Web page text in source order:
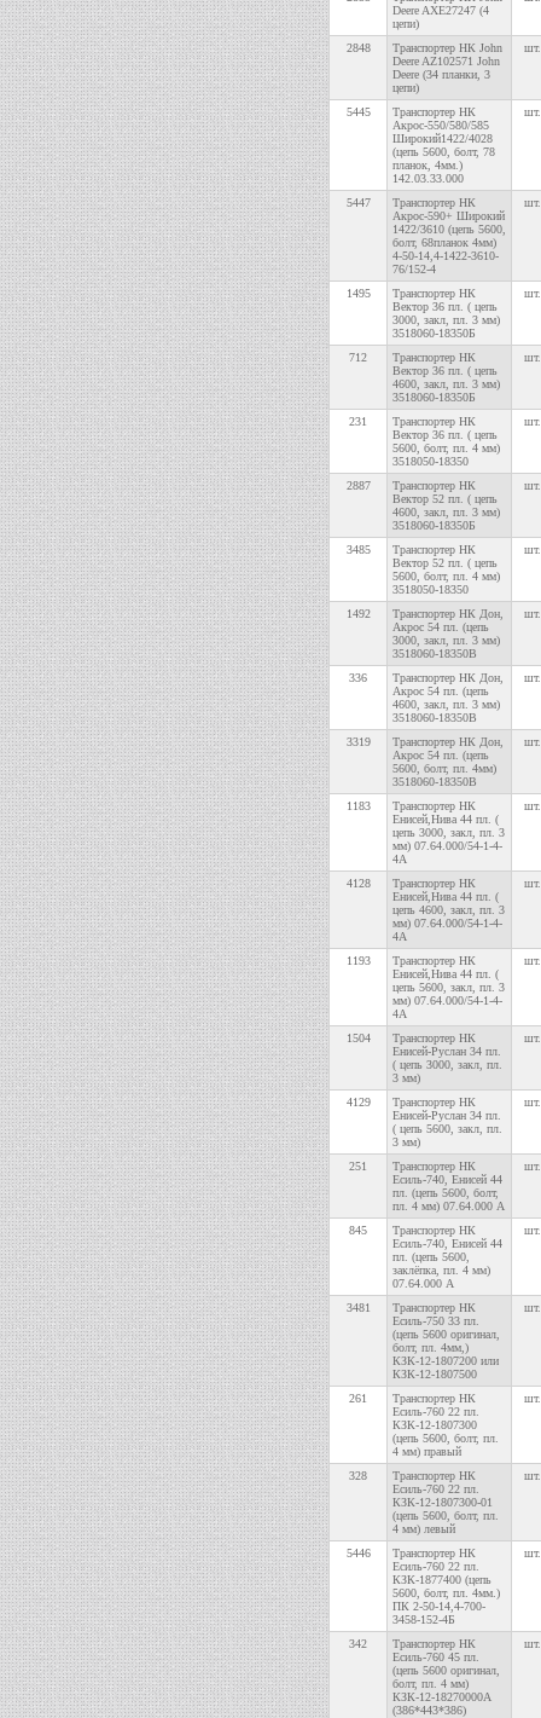
Deere AXE27247 (4
цепи)
2848
Транспортер НК John
Deere AZ102571 John
Deere (34 планки, 3
цепи)
шт.
5445
Транспортер НК
Акрос-550/580/585
Широкий1422/4028
(цепь 5600, болт, 78
планок, 4мм.)
142.03.33.000
шт.
5447
Транспортер НК
Акрос-590+ Широкий
1422/3610 (цепь 5600,
болт, 68планок 4мм)
4-50-14,4-1422-3610-
76/152-4
шт.
1495
Транспортер НК
Вектор 36 пл. ( цепь
3000, закл, пл. 3 мм)
3518060-18350Б
шт.
712
Транспортер НК
Вектор 36 пл. ( цепь
4600, закл, пл. 3 мм)
3518060-18350Б
шт.
231
Транспортер НК
Вектор 36 пл. ( цепь
5600, болт, пл. 4 мм)
3518050-18350
шт.
2887
Транспортер НК
Вектор 52 пл. ( цепь
4600, закл, пл. 3 мм)
3518060-18350Б
шт.
3485
Транспортер НК
Вектор 52 пл. ( цепь
5600, болт, пл. 4 мм)
3518050-18350
шт.
1492
Транспортер НК Дон,
Акрос 54 пл. (цепь
3000, закл, пл. 3 мм)
3518060-18350В
шт.
336
Транспортер НК Дон,
Акрос 54 пл. (цепь
4600, закл, пл. 3 мм)
3518060-18350В
шт.
3319
Транспортер НК Дон,
Акрос 54 пл. (цепь
5600, болт, пл. 4мм)
3518060-18350В
шт.
1183
Транспортер НК
Енисей,Нива 44 пл. (
цепь 3000, закл, пл. 3
мм) 07.64.000/54-1-4-
4А
шт.
4128
Транспортер НК
Енисей,Нива 44 пл. (
цепь 4600, закл, пл. 3
мм) 07.64.000/54-1-4-
4А
шт.
1193
Транспортер НК
Енисей,Нива 44 пл. (
цепь 5600, закл, пл. 3
мм) 07.64.000/54-1-4-
4А
шт.
1504
Транспортер НК
Енисей-Руслан 34 пл.
( цепь 3000, закл, пл.
3 мм)
шт.
4129
Транспортер НК
Енисей-Руслан 34 пл.
( цепь 5600, закл, пл.
3 мм)
шт.
251
Транспортер НК
Есиль-740, Енисей 44
пл. (цепь 5600, болт,
пл. 4 мм) 07.64.000 А
шт.
845
Транспортер НК
Есиль-740, Енисей 44
пл. (цепь 5600,
заклёпка, пл. 4 мм)
07.64.000 А
шт.
3481
Транспортер НК
Есиль-750 33 пл.
(цепь 5600 оригинал,
болт, пл. 4мм,)
КЗК-12-1807200 или
КЗК-12-1807500
шт.
261
Транспортер НК
Есиль-760 22 пл.
КЗК-12-1807300
(цепь 5600, болт, пл.
4 мм) правый
шт.
328
Транспортер НК
Есиль-760 22 пл.
КЗК-12-1807300-01
(цепь 5600, болт, пл.
4 мм) левый
шт.
5446
Транспортер НК
Есиль-760 22 пл.
КЗК-1877400 (цепь
5600, болт, пл. 4мм.)
ПК 2-50-14,4-700-
3458-152-4Б
шт.
342
Транспортер НК
Есиль-760 45 пл.
(цепь 5600 оригинал,
болт, пл. 4 мм)
КЗК-12-18270000А
(386*443*386)
шт.